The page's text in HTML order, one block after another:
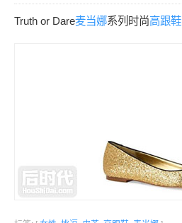
Truth or Dare麦当娜系列时尚高跟鞋